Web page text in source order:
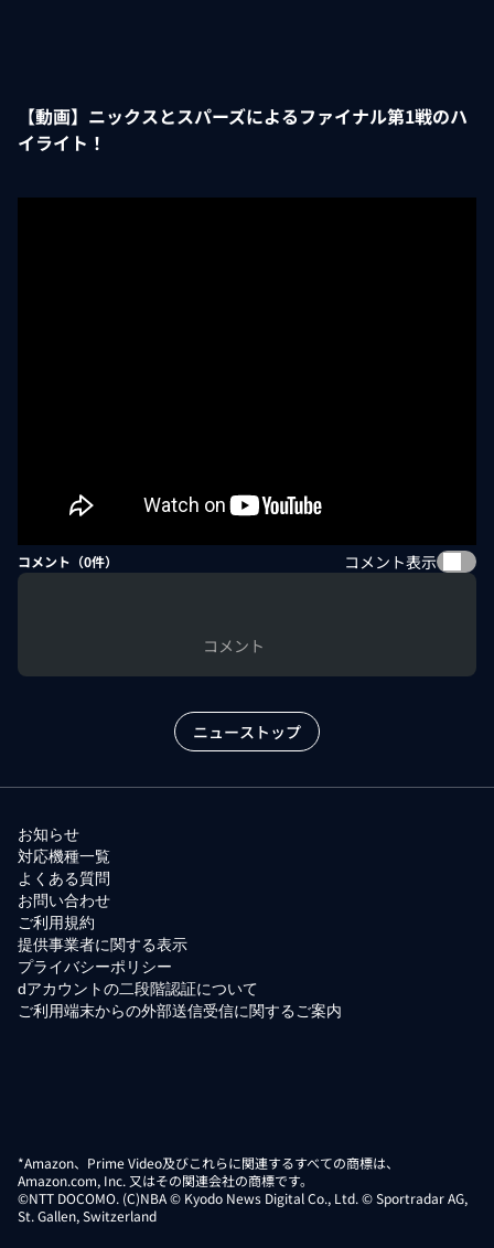
【動画】ニックスとスパーズによるファイナル第1戦のハ
イライト！
コメント（0件） コメント表示
コメント
ニューストップ
お知らせ
対応機種一覧
よくある質問
お問い合わせ
ご利用規約
提供事業者に関する表示
プライバシーポリシー
dアカウントの二段階認証について
ご利用端末からの外部送信受信に関するご案内
*Amazon、Prime Video及びこれらに関連するすべての商標は、
Amazon.com, Inc. 又はその関連会社の商標です。
©NTT DOCOMO. (C)NBA © Kyodo News Digital Co., Ltd. © Sportradar AG,
St. Gallen, Switzerland